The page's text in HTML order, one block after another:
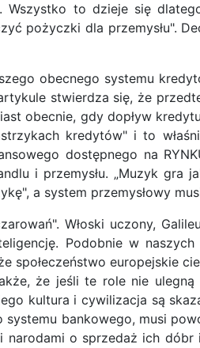
Wszystko to dzieje się
pożyczki dla przemysłu".
obecnego systemu
stwierdza się, że
obecnie, gdy dopływ
kredytów" i to
dostępnego na
i przemysłu. „Muzyk
a system przemysłowy
Włoski uczony,
Podobnie w
społeczeństwo
że jeśli te role nie
kultura i cywilizacja są
systemu bankowego, musi
o sprzedaż ich